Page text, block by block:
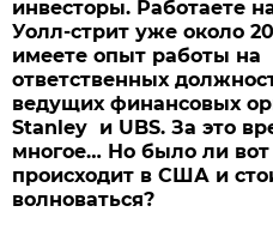
инвесторы. Работаете
Уолл-стрит уже около
имеете опыт работы на
ответственных
ведущих финансовых
Stanley и UBS. За это
многое… Но было ли
происходит в США и
волноваться?